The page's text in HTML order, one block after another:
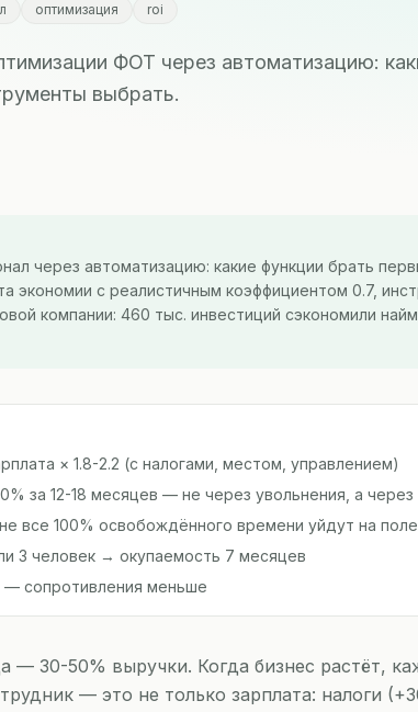
оптимизация roi
ФОТ через автоматизацию:
выбрать.
через автоматизацию: какие функции брать
экономии с реалистичным коэффициентом 0.7,
компании: 460 тыс. инвестиций сэкономили
× 1.8-2.2 (с налогами, местом, управлением)
за 12-18 месяцев — не через увольнения, а через
все 100% освобождённого времени уйдут на
3 человек → окупаемость 7 месяцев
— сопротивления меньше
30-50% выручки. Когда бизнес растёт,
— это не только зарплата: налоги